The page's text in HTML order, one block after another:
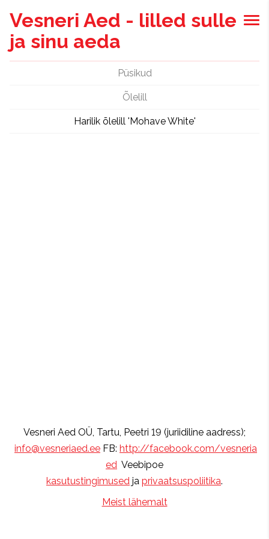
Vesneri Aed - lilled sulle
ja sinu aeda
Püsikud
Õlelill
Harilik õlelill 'Mohave White'
Vesneri Aed OÜ, Tartu, Peetri 19 (juriidiline aadress);
info@vesneriaed.ee FB: http://facebook.com/vesneria
ed Veebipoe
kasutustingimused ja privaatsuspoliitika.
Meist lähemalt